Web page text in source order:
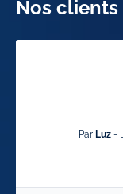
Nos
Par Luz-